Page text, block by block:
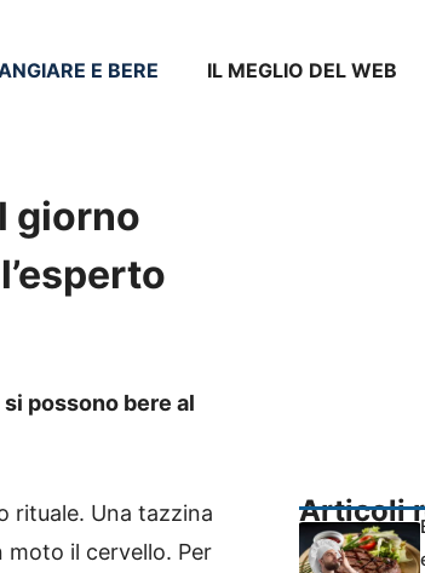
E BERE IL MEGLIO DEL WEB
giorno
possono bere al
rituale. Una tazzina
moto il cervello. Per
Articoli